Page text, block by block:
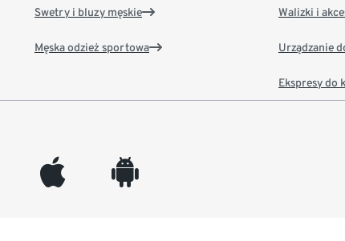
Swetry i bluzy męskie
Męska odzież sportowa
Walizki i
Urządzanie
Ekspresy do
appleinc android